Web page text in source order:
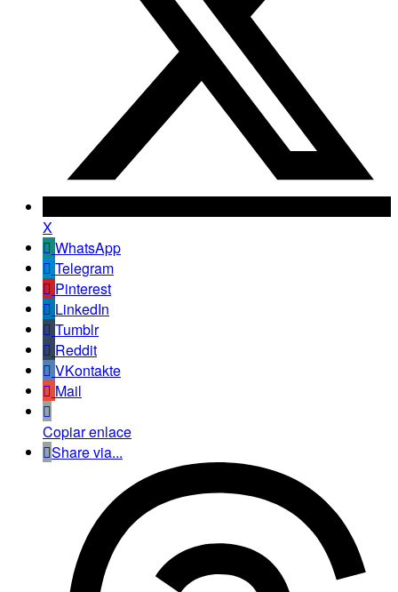
X
WhatsApp
Telegram
Pinterest
LinkedIn
Tumblr
Reddit
VKontakte
Mail
Copiar enlace
Share via...